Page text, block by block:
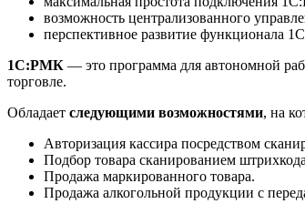
возможность централизованного
перспективное развитие функционала
1С:РМК — это программа для автономной
торговле.
Обладает следующими возможностями, на
Авторизация кассира посредством
Подбор товара сканированием
Продажа маркированного товара.
Продажа алкогольной продукции с